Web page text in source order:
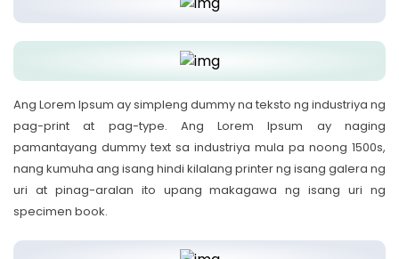
Ang Lorem Ipsum ay simpleng dummy na teksto ng industriya ng
pag-print at pag-type. Ang Lorem Ipsum ay naging
pamantayang dummy text sa industriya mula pa noong 1500s,
nang kumuha ang isang hindi kilalang printer ng isang galera ng
uri at pinag-aralan ito upang makagawa ng isang uri ng
specimen book.